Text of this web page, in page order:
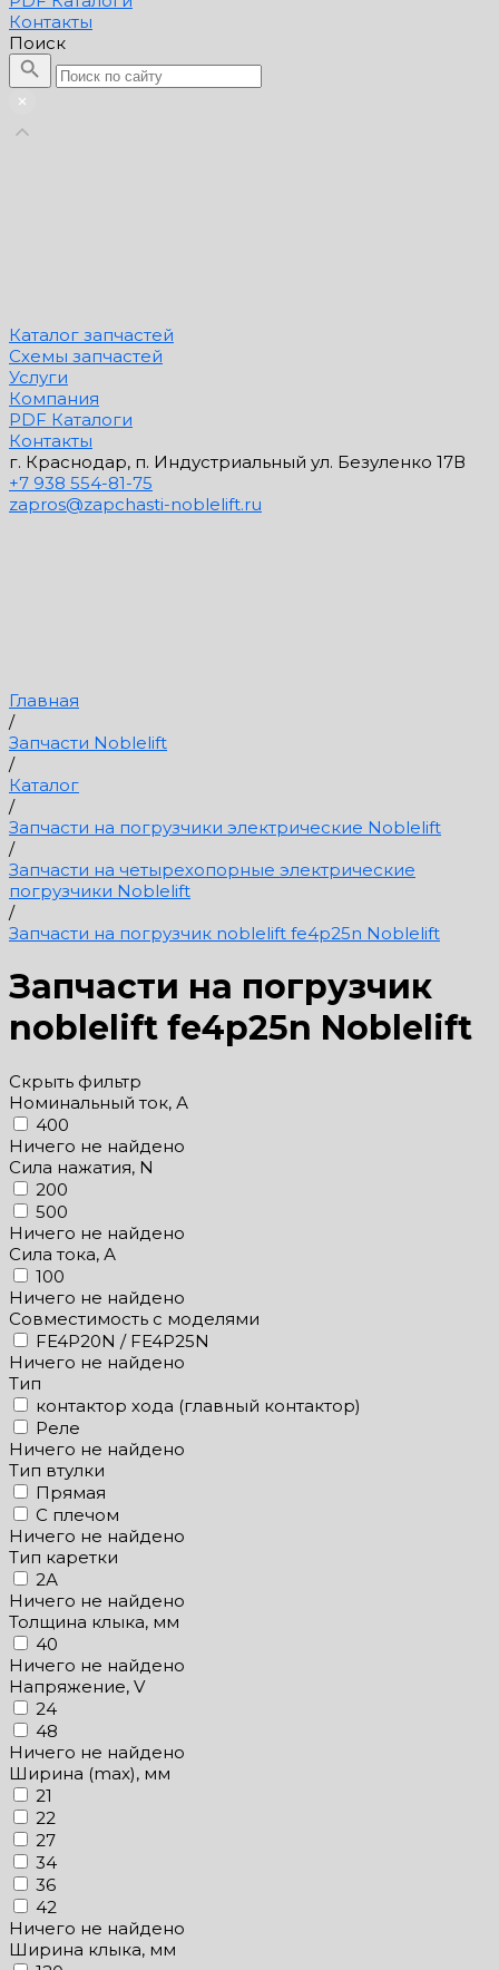
Контакты
Поиск
Каталог запчастей
Схемы запчастей
Услуги
Компания
PDF Каталоги
Контакты
г. Краснодар, п. Индустриальный ул. Безуленко 17В
+7 938 554-81-75
zapros@zapchasti-noblelift.ru
Главная
/
Запчасти Noblelift
/
Каталог
/
Запчасти на погрузчики электрические Noblelift
/
Запчасти на четырехопорные электрические
погрузчики Noblelift
/
Запчасти на погрузчик noblelift fe4p25n Noblelift
Запчасти на погрузчик
noblelift fe4p25n Noblelift
Скрыть фильтр
Номинальный ток, А
400
Ничего не найдено
Сила нажатия, N
200
500
Ничего не найдено
Сила тока, А
100
Ничего не найдено
Совместимость с моделями
FE4P20N / FE4P25N
Ничего не найдено
Тип
контактор хода (главный контактор)
Реле
Ничего не найдено
Тип втулки
Прямая
С плечом
Ничего не найдено
Тип каретки
2А
Ничего не найдено
Толщина клыка, мм
40
Ничего не найдено
Напряжение, V
24
48
Ничего не найдено
Ширина (max), мм
21
22
27
34
36
42
Ничего не найдено
Ширина клыка, мм